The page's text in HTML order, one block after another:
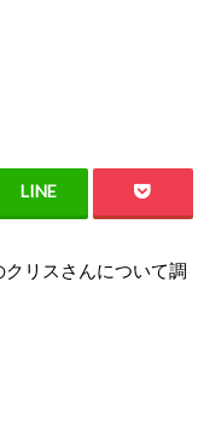
リスさんについて調